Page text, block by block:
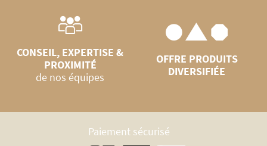
CONSEIL, EXPERTISE &
PROXIMITÉ
de nos équipes
OFFRE PRODUITS
DIVERSIFIÉE
Paiement sécurisé